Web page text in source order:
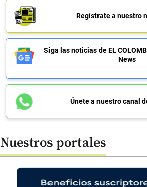
Regístrate a nuestro
Siga las noticias de EL
News
Únete a nuestro canal
Nuestros portales